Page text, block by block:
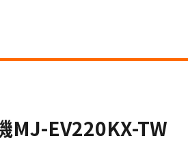
MJ-EV220KX-TW